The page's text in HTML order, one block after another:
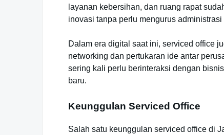
layanan kebersihan, dan ruang rapat
inovasi tanpa perlu mengurus administrasi
Dalam era digital saat ini, serviced office
networking dan pertukaran ide antar
sering kali perlu berinteraksi dengan
baru.
Keunggulan Serviced Office
Salah satu keunggulan serviced office di